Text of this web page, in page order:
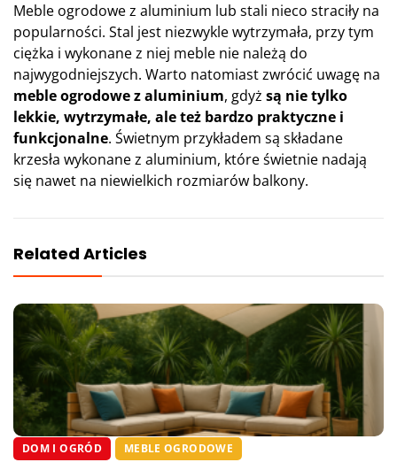
Meble ogrodowe z aluminium lub stali nieco straciły na
popularności. Stal jest niezwykle wytrzymała, przy tym
ciężka i wykonane z niej meble nie należą do
najwygodniejszych. Warto natomiast zwrócić uwagę na
meble ogrodowe z aluminium, gdyż są nie tylko
lekkie, wytrzymałe, ale też bardzo praktyczne i
funkcjonalne. Świetnym przykładem są składane
krzesła wykonane z aluminium, które świetnie nadają
się nawet na niewielkich rozmiarów balkony.
Related Articles
DOM I OGRÓD MEBLE OGRODOWE